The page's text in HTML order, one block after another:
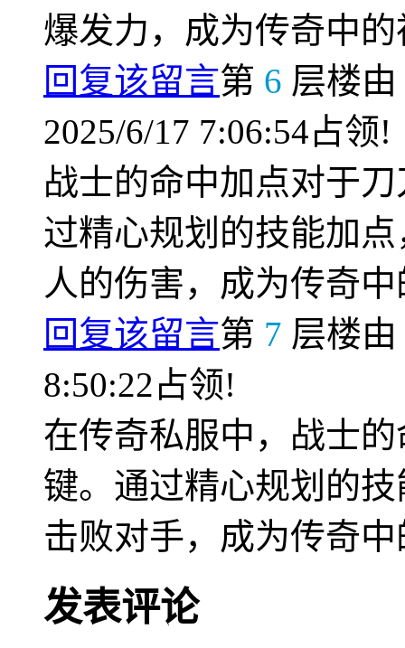
爆发力，成为传奇中
回复该留言第 6 层楼由
2025/6/17 7:06:54占领!
战士的命中加点对于
过精心规划的技能加
人的伤害，成为传奇
回复该留言第 7 层楼由
8:50:22占领!
在传奇私服中，战士
键。通过精心规划的
击败对手，成为传奇
发表评论